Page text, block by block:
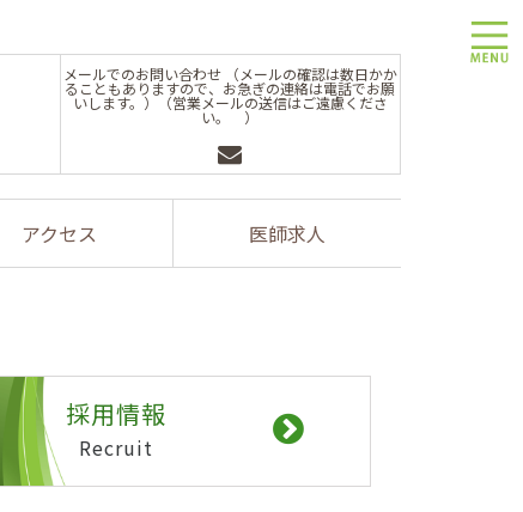
メールでのお問い合わせ （メールの確認は数日かか
ることもありますので、お急ぎの連絡は電話でお願
いします。）（営業メールの送信はご遠慮くださ
い。 ）
アクセス 医師求人
採用情報
Recruit